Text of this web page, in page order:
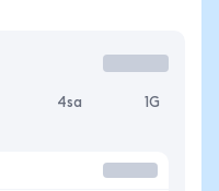
4sa 1G